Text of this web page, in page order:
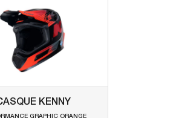
KENNY
GRAPHIC ORANGE